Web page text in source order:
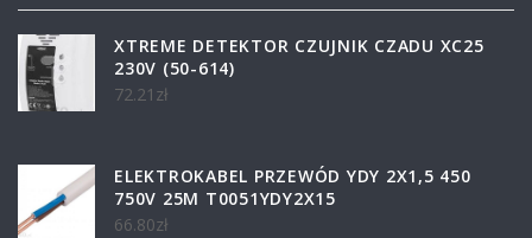
XTREME DETEKTOR CZUJNIK CZADU XC25
230V (50-614)
72.21 zł
ELEKTROKABEL PRZEWÓD YDY 2X1,5 450
750V 25M T0051YDY2X15
66.80zł